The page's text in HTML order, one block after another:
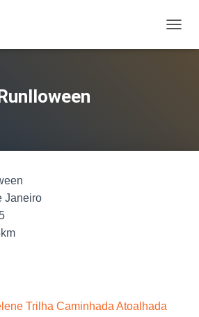
L
Janeiro
Trilha Caminhada Atoalhada